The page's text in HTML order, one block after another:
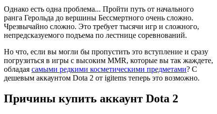
Однако есть одна проблема... Пройти путь от начального
ранга Герольда до вершины Бессмертного очень сложно.
Чрезвычайно сложно. Это требует тысячи игр и сложного,
непредсказуемого подъема по лестнице соревнований.
Но что, если вы могли бы пропустить это вступление и сразу
погрузиться в игры с высоким MMR, которые вы так жаждете,
обладая самыми редкими косметическими предметами? С
дешевым аккаунтом Dota 2 от igitems теперь это возможно.
Причины купить аккаунт Dota 2